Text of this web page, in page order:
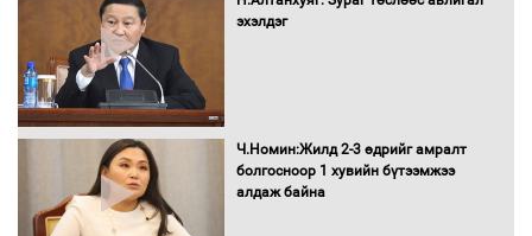
гадаад томилолтыг хориглолоо
эхэлдэг
Ч.Номин:Жилд 2-3 өдрийг амралт
болгосноор 1 хувийн бүтээмжээ
алдаж байна